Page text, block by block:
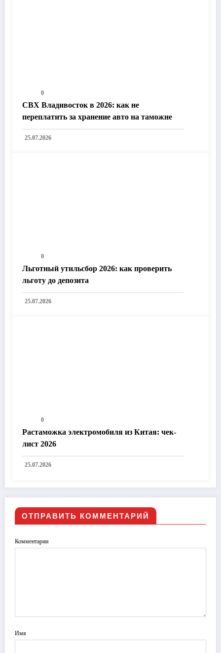
0
СВХ Владивосток в 2026: как не
переплатить за хранение авто на таможне
25.07.2026
0
Льготный утильсбор 2026: как проверить
льготу до депозита
25.07.2026
0
Растаможка электромобиля из Китая: чек-
лист 2026
25.07.2026
ОТПРАВИТЬ КОММЕНТАРИЙ
Комментарии
Имя